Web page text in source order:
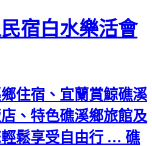
宿白水樂活會
住宿、宜蘭賞鯨礁溪
、特色礁溪鄉旅館及
鬆享受自由行 … 礁